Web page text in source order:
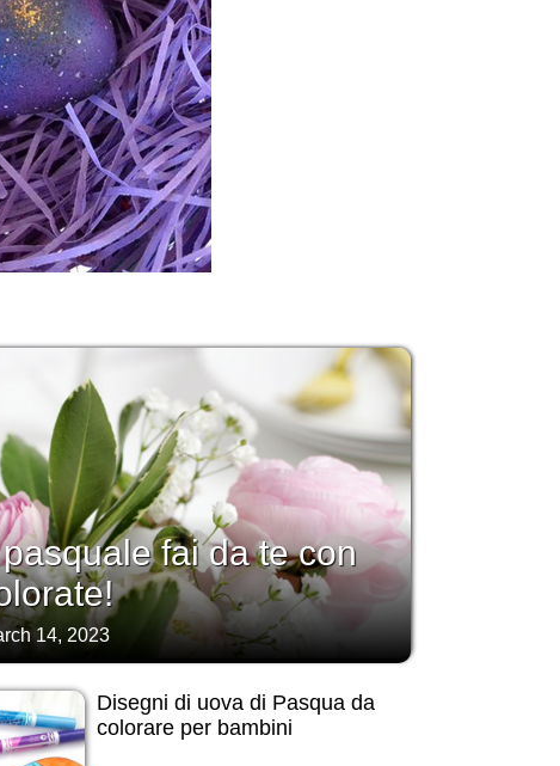
fai da te con
14, 2023
Disegni di uova di Pasqua da
colorare per bambini